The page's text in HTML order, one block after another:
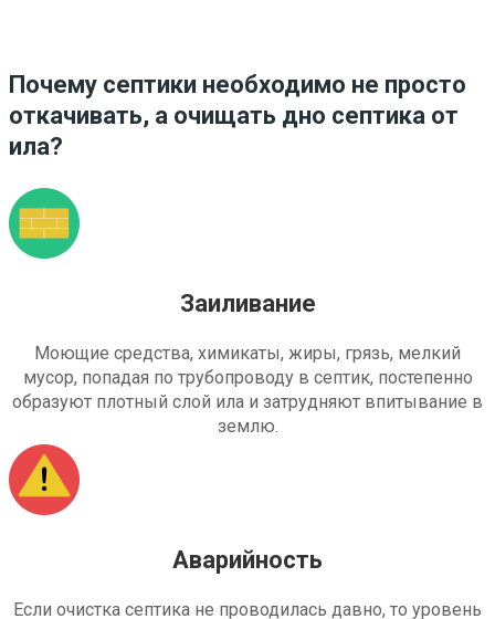
Почему септики необходимо не просто
откачивать, а очищать дно септика от
ила?
Заиливание
Моющие средства, химикаты, жиры, грязь, мелкий
мусор, попадая по трубопроводу в септик, постепенно
образуют плотный слой ила и затрудняют впитывание в
землю.
Аварийность
Если очистка септика не проводилась давно, то уровень